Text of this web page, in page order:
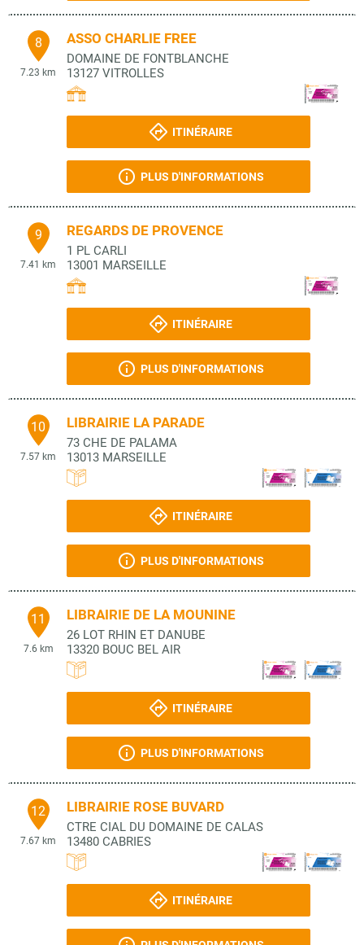
8
7.23 km
ASSO CHARLIE FREE
DOMAINE DE FONTBLANCHE
13127 VITROLLES
ITINÉRAIRE
PLUS D'INFORMATIONS
9
7.41 km
REGARDS DE PROVENCE
1 PL CARLI
13001 MARSEILLE
ITINÉRAIRE
PLUS D'INFORMATIONS
10
7.57 km
LIBRAIRIE LA PARADE
73 CHE DE PALAMA
13013 MARSEILLE
ITINÉRAIRE
PLUS D'INFORMATIONS
11
7.6 km
LIBRAIRIE DE LA MOUNINE
26 LOT RHIN ET DANUBE
13320 BOUC BEL AIR
ITINÉRAIRE
PLUS D'INFORMATIONS
12
7.67 km
LIBRAIRIE ROSE BUVARD
CTRE CIAL DU DOMAINE DE CALAS
13480 CABRIES
ITINÉRAIRE